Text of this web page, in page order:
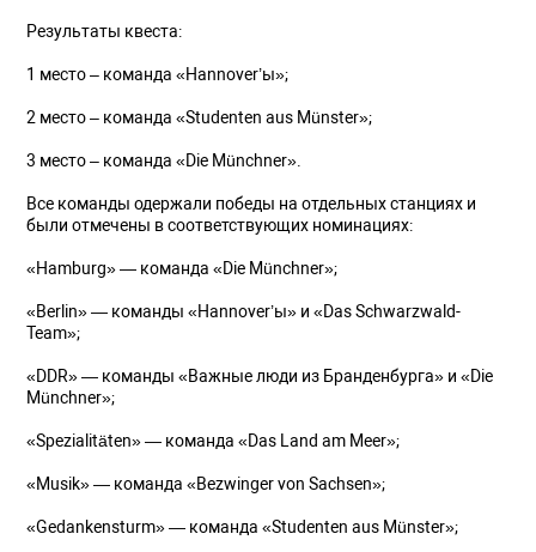
Результаты квеста:
1 место – команда «Hannover’ы»;
2 место – команда «Studenten aus Münster»;
3 место – команда «Die Münchner».
Все команды одержали победы на отдельных станциях и
были отмечены в соответствующих номинациях:
«Hamburg» — команда «Die Münchner»;
«Berlin» — команды «Hannover’ы» и «Das Schwarzwald-
Team»;
«DDR» — команды «Важные люди из Бранденбурга» и «Die
Münchner»;
«Spezialitäten» — команда «Das Land am Meer»;
«Musik» — команда «Bezwinger von Sachsen»;
«Gedankensturm» — команда «Studenten aus Münster»;